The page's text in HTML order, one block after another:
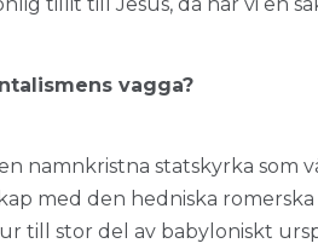
tillit till Jesus, då har vi en
vagga?
namnkristna statskyrka som
med den hedniska
till stor del av babyloniskt